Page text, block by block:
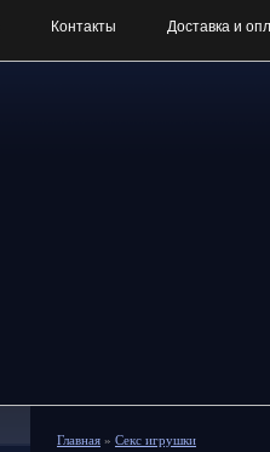
Контакты Доставка и
Главная » Секс игрушки